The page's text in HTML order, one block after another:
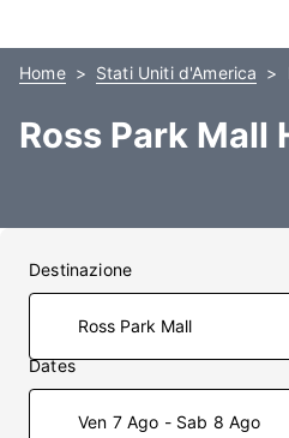
Home Stati Uniti d'America
Ross Park Mall
Destinazione
Dates
Ven 7 Ago - Sab 8 Ago